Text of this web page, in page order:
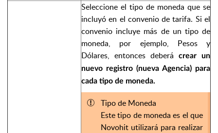
Seleccione el tipo de moneda que se
incluyó en el convenio de tarifa. Si el
convenio incluye más de un tipo de
moneda, por ejemplo, Pesos y
Dólares, entonces deberá crear un
nuevo registro (nueva Agencia) para
cada tipo de moneda.
Tipo de Moneda
Este tipo de moneda es el que
Novohit utilizará para realizar